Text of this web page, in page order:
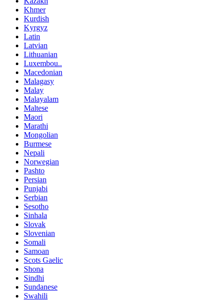
Khmer
Kurdish
Kyrgyz
Latin
Latvian
Lithuanian
Luxembou..
Macedonian
Malagasy
Malay
Malayalam
Maltese
Maori
Marathi
Mongolian
Burmese
Nepali
Norwegian
Pashto
Persian
Punjabi
Serbian
Sesotho
Sinhala
Slovak
Slovenian
Somali
Samoan
Scots Gaelic
Shona
Sindhi
Sundanese
Swahili